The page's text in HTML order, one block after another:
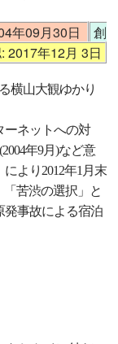
年09月30日
創
2017年12月 3日
横山大観ゆかり
ーネットへの対
年9月)など意
より2012年1月末
「苦渋の選択」と
発事故による宿泊